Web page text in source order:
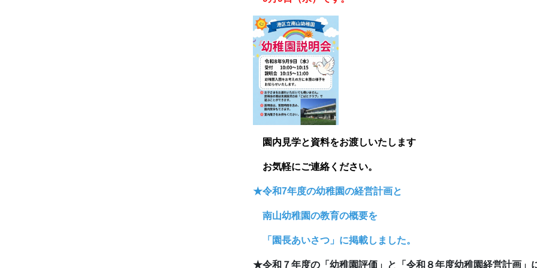
園内見学と資料をお渡しいたします
お気軽にご連絡ください。
★令和7年度の幼稚園の経営計画と
南山幼稚園の教育の概要を
「園長あいさつ」に掲載しました。
★令和７年度の「幼稚園評価」と「令和８年度幼稚園経営計画」